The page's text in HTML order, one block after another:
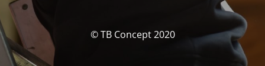
© TB Concept 2020